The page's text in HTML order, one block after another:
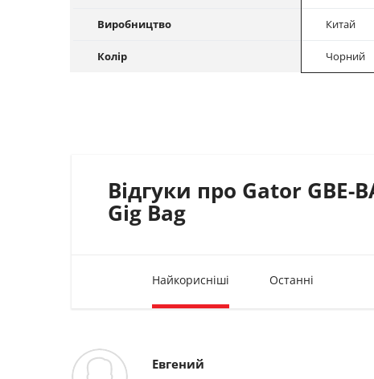
Виробництво Китай
Колір Чорний
Відгуки про Gator GBE-
Gig Bag
Найкорисніші Останні
Евгений